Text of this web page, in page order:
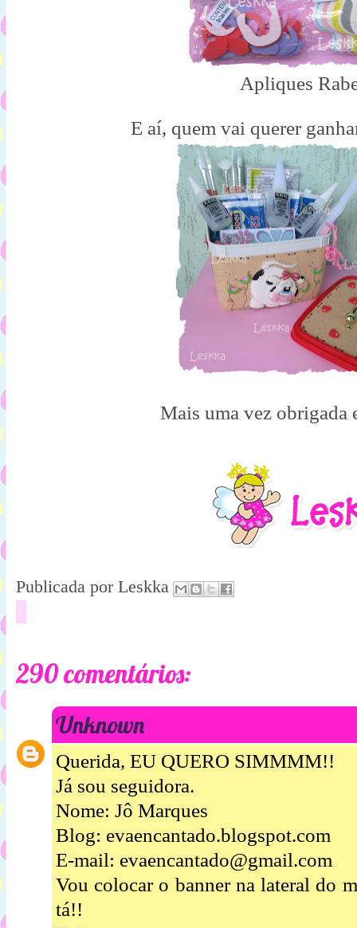
Apliques
E aí, quem vai querer
Mais uma vez obrigada
Publicada por Leskka
290 comentários:
Unknown
Querida, EU QUERO SIMMMM!!
Já sou seguidora.
Nome: Jô Marques
Blog: evaencantado.blogspot.com
E-mail: evaencantado@gmail.com
Vou colocar o banner na lateral do
tá!!